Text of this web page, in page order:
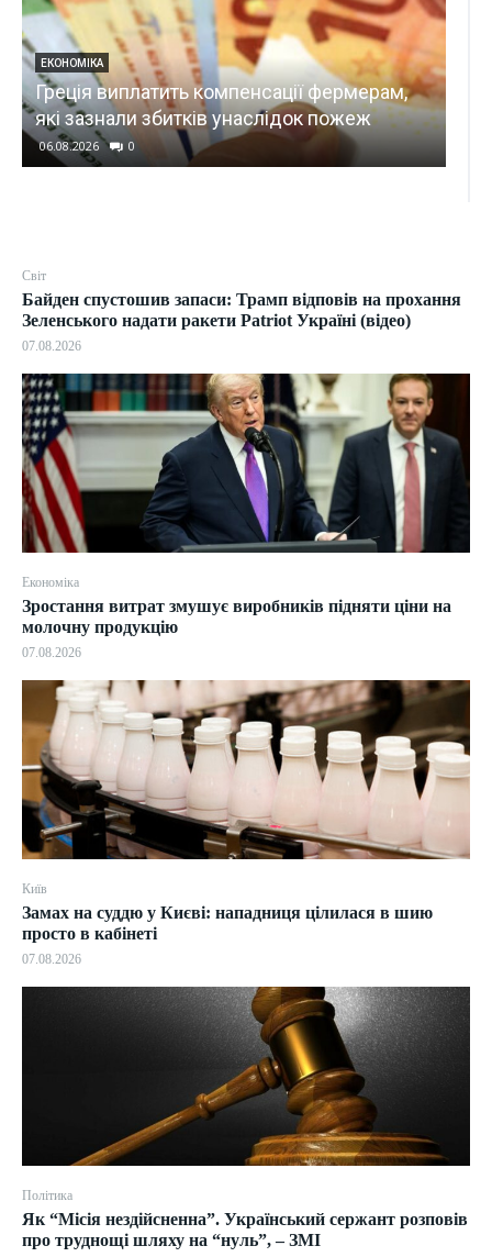
компенсації фермерам,
збитків унаслідок пожеж
ПОЛІТИКА
Обмін
відновився до
Politico
06.08.2026
Світ
Байден спустошив запаси: Трамп відповів на прохання
Зеленського надати ракети Patriot Україні (відео)
07.08.2026
Економіка
Зростання витрат змушує виробників підняти ціни на
молочну продукцію
07.08.2026
Київ
Замах на суддю у Києві: нападниця цілилася в шию
просто в кабінеті
07.08.2026
Політика
Як “Місія нездійсненна”. Український сержант розповів
про труднощі шляху на “нуль”, – ЗМІ